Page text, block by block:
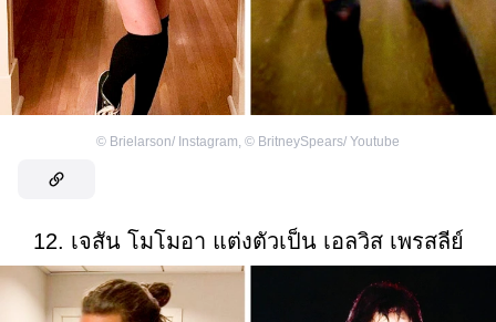
© Brielarson/ Instagram © BritneySpears/ Youtube
12. เจสัน โมโมอา แต่งตัวเป็น เอลวิส เพรสลีย์